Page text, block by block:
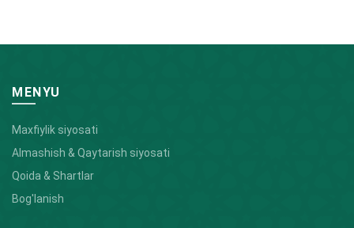
MENYU
Maxfiylik siyosati
Almashish & Qaytarish siyosati
Qoida & Shartlar
Bog'lanish